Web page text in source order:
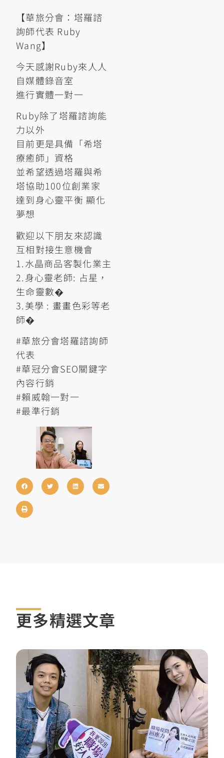
【華旅分會：塔羅諮
詢師代表 Ruby
Wang】
今天感謝Ruby來人人
自媒體錄音室
進行實體一對一
Ruby除了塔羅諮詢能
力以外
目前更是具備「希塔
療癒師」資格
並希望透過塔羅與希
塔協助100位創業家
達到身心靈平衡 顯化
夢想
歡迎以下朋友來認識
互相對接生意機會
1.水晶商品客製化業主
2.身心靈老師: 占星，
生命靈數�
3.美學 : 畫畫色彩等老
師�
#華旅分會塔羅諮詢師
代表
#華冠分會SEO關鍵字
內容行銷
#賴威翰一對一
#最準行銷
更多精選文章